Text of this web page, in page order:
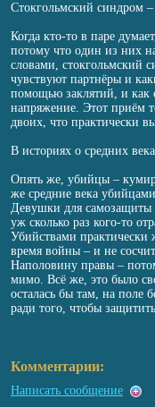
Стокгольмский синдром
Когда кто-то в паре
потому что один из них
словами, стокгольмский
чувствуют партнёры и
помощью заклятий, и как
напряжение. Этот приём
двоих, что практически
В историях о средних
Опять же, убийцы –
же средние века
Девушки для самозащиты
уж сколько раз кого-то
Убийствами практически
время войны – и не
Наполовину правы –
мимо. Всё же, это было
осталась бы там, на поле
ради того, чтобы
Комментарии:
Написать сообщение